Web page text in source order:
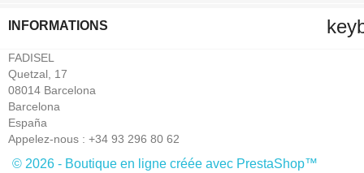
INFORMATIONS
FADISEL
Quetzal, 17
08014 Barcelona
Barcelona
España
Appelez-nous : +34 93 296 80 62
© 2026 - Boutique en ligne créée avec PrestaShop™